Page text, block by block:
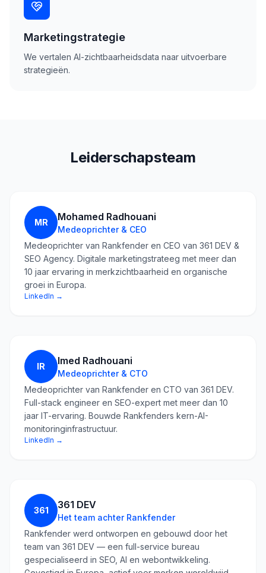
Marketingstrategie
We vertalen AI-zichtbaarheidsdata naar uitvoerbare
strategieën.
Leiderschapsteam
MR Mohamed Radhouani
Medeoprichter & CEO
Medeoprichter van Rankfender en CEO van 361 DEV &
SEO Agency. Digitale marketingstrateeg met meer dan
10 jaar ervaring in merkzichtbaarheid en organische
groei in Europa.
LinkedIn →
IR Imed Radhouani
Medeoprichter & CTO
Medeoprichter van Rankfender en CTO van 361 DEV.
Full-stack engineer en SEO-expert met meer dan 10
jaar IT-ervaring. Bouwde Rankfenders kern-AI-
monitoringinfrastructuur.
LinkedIn →
361 361 DEV
Het team achter Rankfender
Rankfender werd ontworpen en gebouwd door het
team van 361 DEV — een full-service bureau
gespecialiseerd in SEO, AI en webontwikkeling.